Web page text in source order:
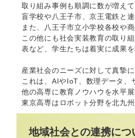
取り組み事例も順調に数が増え
盲学校や八王子市、京王電鉄と
また、八王子市立小学校各校や
この他にも社会実装教育の取り
表など、学生たちは着実に成果を
産業社会のニーズに対して真摯
これは、AIやIoT、数理データ、
他の高専に教育ノウハウを水平
東京高専はロボット分野を北九
地域社会との連携につ